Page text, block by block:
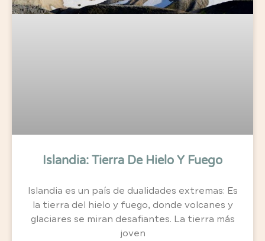
Islandia: Tierra De Hielo Y Fuego
Islandia es un país de dualidades extremas: Es
la tierra del hielo y fuego, donde volcanes y
glaciares se miran desafiantes. La tierra más
joven